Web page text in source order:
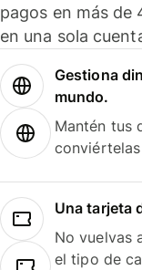
pagos en más de
en una sola
Gestiona
mundo.
Mantén tus
Una tarjeta
No vuelvas
el tipo de